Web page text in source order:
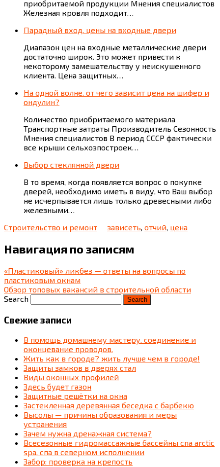
приобритаемой продукции Мнения специалистов
Железная кровля подходит…
Парадный вход. цены на входные двери
Диапазон цен на входные металлические двери
достаточно широк. Это может привести к
некоторому замешательству у неискушенного
клиента. Цена защитных…
На одной волне. от чего зависит цена на шифер и
ондулин?
Количество приобритаемого материала
Транспортные затраты Производитель Сезонность
Мнения специалистов В период СССР фактически
все крыши сельхозпостроек…
Выбор стеклянной двери
В то время, когда появляется вопрос о покупке
дверей, необходимо иметь в виду, что Ваш выбор
не исчерпывается лишь только древесными либо
железными…
Строительство и ремонт
зависеть, отчий, цена
Навигация по записям
«Пластиковый» ликбез — ответы на вопросы по
пластиковым окнам
Обзор топовых вакансий в строительной области
Search
Свежие записи
В помощь домашнему мастеру. соединение и
оконцевание проводов.
Жить как в городе? жить лучше чем в городе!
Защиты замков в дверях стал
Виды оконных профилей
Здесь будет газон
Защитные решётки на окна
Застекленная деревянная беседка c барбекю
Высолы — причины образования и меры
устранения
Зачем нужна дренажная система?
Всесезонные гидромассажные бассейны спа arctic
spa. спа в северном исполнении
Забор: проверка на крепость